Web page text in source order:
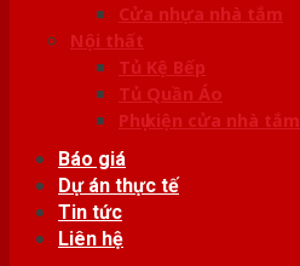
Cửa nhựa nhà tắm
Nội thất
Tủ Kệ Bếp
Tủ Quần Áo
Phụ kiện cửa nhà tắm
Báo giá
Dự án thực tế
Tin tức
Liên hệ